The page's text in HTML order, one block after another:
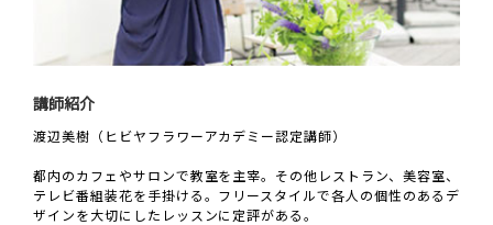
講師紹介
渡辺美樹（ヒビヤフラワーアカデミー認定講師）
都内のカフェやサロンで教室を主宰。その他レストラン、美容室、
テレビ番組装花を手掛ける。フリースタイルで各人の個性のあるデ
ザインを大切にしたレッスンに定評がある。